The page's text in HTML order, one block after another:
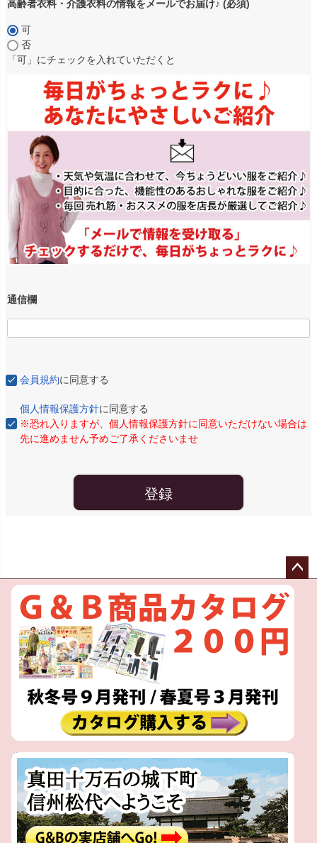
高齢者衣料・介護衣料の情報をメールでお届け♪ (必須)
可
否
「可」にチェックを入れていただくと
通信欄
会員規約に同意する
個人情報保護方針に同意する
※恐れ入りますが、個人情報保護方針に同意いただけない場合は
先に進めません予めご了承くださいませ
登録
ペー
へ